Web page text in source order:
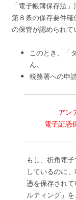
「電子帳簿保存法
第８条の保存要件
の保管が認められて
このとき、「
ん。
税務署への申
アン
電子証憑
もし、折角電
しているのに
憑を保存され
ルティング」